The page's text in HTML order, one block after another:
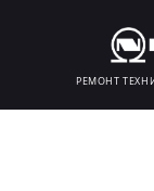
РЕМОНТ